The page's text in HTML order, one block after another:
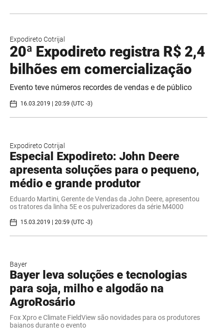
Expodireto Cotrijal
20ª Expodireto registra R$ 2,4
bilhões em comercialização
Evento teve números recordes de vendas e de público
16.03.2019 | 20:59 (UTC -3)
Expodireto Cotrijal
Especial Expodireto: John Deere
apresenta soluções para o pequeno,
médio e grande produtor
Eduardo Martini, Gerente de Vendas da John Deere, apresentou
os tratores da linha 5E e os pulverizadores da série M4000
15.03.2019 | 20:59 (UTC -3)
Bayer
Bayer leva soluções e tecnologias
para soja, milho e algodão na
AgroRosário
Fox Xpro e Climate FieldView são novidades para os produtores
baianos durante o evento